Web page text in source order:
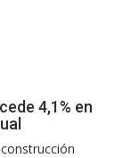
4,1% en